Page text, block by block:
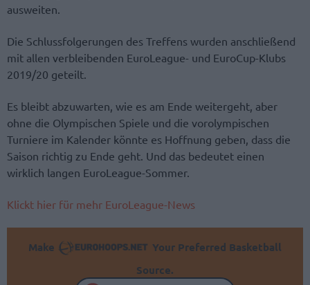
ausweiten.
Die Schlussfolgerungen des Treffens wurden anschließend
mit allen verbleibenden EuroLeague- und EuroCup-Klubs
2019/20 geteilt.
Es bleibt abzuwarten, wie es am Ende weitergeht, aber
ohne die Olympischen Spiele und die vorolympischen
Turniere im Kalender könnte es Hoffnung geben, dass die
Saison richtig zu Ende geht. Und das bedeutet einen
wirklich langen EuroLeague-Sommer.
Klickt hier für mehr EuroLeague-News
Make
Your Preferred Basketball
Source.